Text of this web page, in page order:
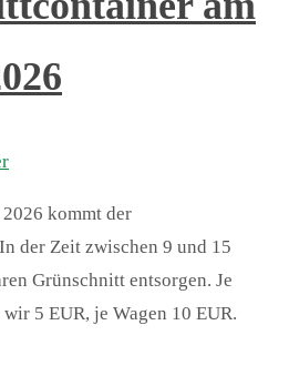
kommt der
der Zeit zwischen 9 und 15
Grünschnitt entsorgen. Je
5 EUR, je Wagen 10 EUR.